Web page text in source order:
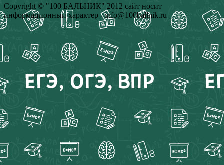
Copyright © "100 БАЛЬНИК" 2012 сайт носит
информационный характер - info@100ballnik.ru